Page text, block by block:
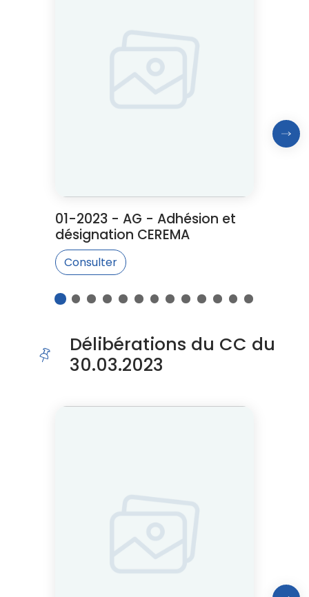
01-2023 - AG - Adhésion et
désignation CEREMA
Consulter
1 2 3 4 5 6 7 8 9 10 11 12
13
Délibérations du CC du
30.03.2023
Cliquer pour passer Délibérations du CC du